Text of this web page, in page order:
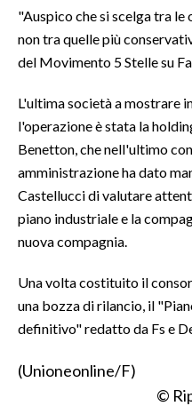
3 MINUTI CON
INFO AZIENDE
ABBONATI
ANNUNCI
STORE
"Auspico che si scelga tra
non tra quelle più
del Movimento 5 Stelle su
L'ultima società a mostrare
l'operazione è stata la
Benetton, che nell'ultimo
amministrazione ha dato
Castellucci di valutare
piano industriale e la
nuova compagnia.
Una volta costituito il
una bozza di rilancio, il
definitivo" redatto da Fs e
(Unioneonline/F)
©